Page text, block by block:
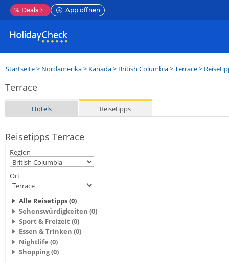
% Deals App öffnen
Startseite> Nordamerika> Kanada> British Columbia>Terrace>
Terrace
Hotels Reisetipps
Reisetipps Terrace
Region
Ort
Alle Reisetipps (0)
Sehenswürdigkeiten (0)
Sport & Freizeit (0)
Essen & Trinken (0)
Nightlife (0)
Shopping (0)